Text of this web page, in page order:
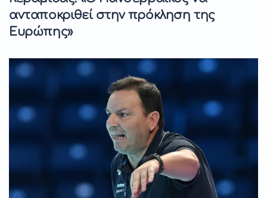
ανταποκριθεί στην πρόκληση της
Ευρώπης»